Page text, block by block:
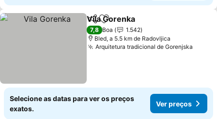
PartilharAdicionar aos favoritos
Vila Gorenka
7,8 Boa
1.542
Bled, a 5.5 km de Radovljica
Arquitetura tradicional de Gorenjska
Selecione as datas para ver os preços
exatos.
Ver preços